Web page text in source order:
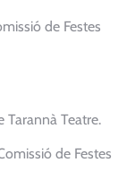
de Festes
Tarannà Teatre.
de Festes